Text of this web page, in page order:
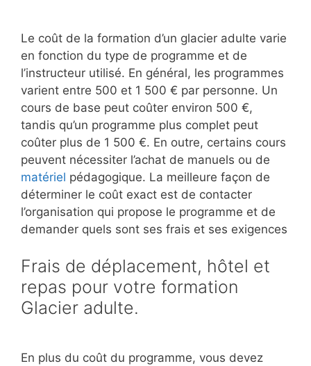
Le coût de la formation d’un glacier adulte varie
en fonction du type de programme et de
l’instructeur utilisé. En général, les programmes
varient entre 500 et 1 500 € par personne. Un
cours de base peut coûter environ 500 €,
tandis qu’un programme plus complet peut
coûter plus de 1 500 €. En outre, certains cours
peuvent nécessiter l’achat de manuels ou de
matériel pédagogique. La meilleure façon de
déterminer le coût exact est de contacter
l’organisation qui propose le programme et de
demander quels sont ses frais et ses exigences
Frais de déplacement, hôtel et
repas pour votre formation
Glacier adulte.
En plus du coût du programme, vous devez